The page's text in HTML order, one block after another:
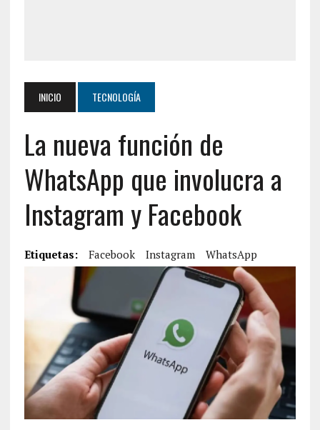
INICIO TECNOLOGÍA
La nueva función de
WhatsApp que involucra a
Instagram y Facebook
Etiquetas: Facebook Instagram WhatsApp